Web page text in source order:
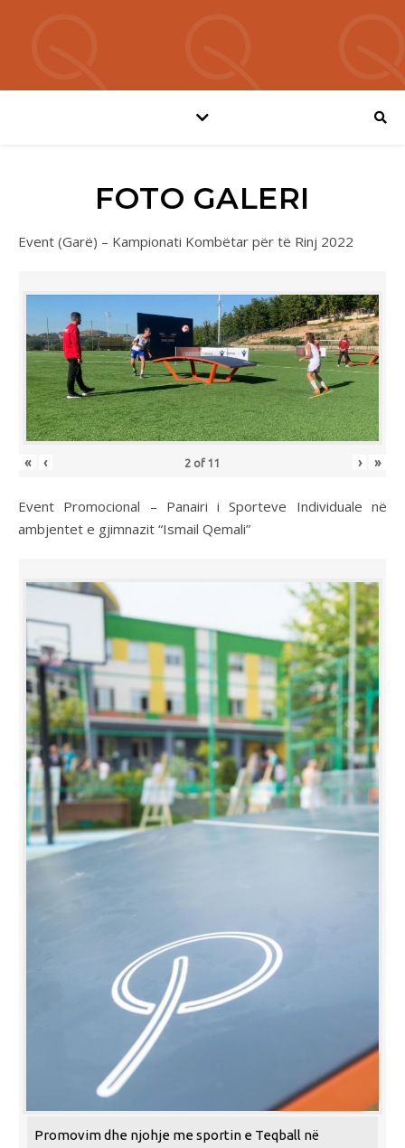
FOTO GALERI
Event (Garë) – Kampionati Kombëtar për të Rinj 2022
« ‹ 2 of 11 › »
Event Promocional – Panairi i Sporteve Individuale në
ambjentet e gjimnazit “Ismail Qemali”
Promovim dhe njohje me sportin e Teqball në